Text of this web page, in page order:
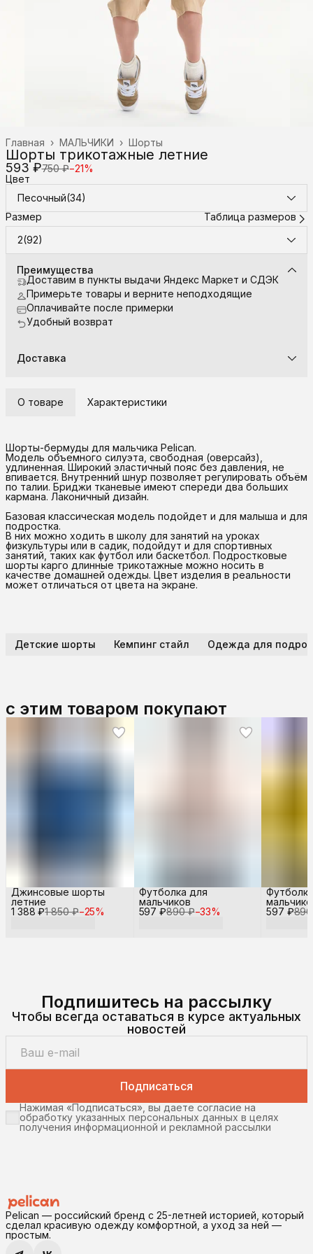
Шорты
МАЛЬЧИКИ ›
Главная ›
Шорты трикотажные летние
593 ₽750 ₽−21%
Цвет
Песочный(34)
Размер
Таблица размеров
2(92)
Преимущества
Доставим в пункты выдачи Яндекс Маркет и СДЭК
Примерьте товары и верните неподходящие
Оплачивайте после примерки
Удобный возврат
Доставка
О товаре Характеристики
Шорты-бермуды для мальчика Pelican.
Модель объемного силуэта, свободная (оверсайз),
удлиненная. Широкий эластичный пояс без давления, не
впивается. Внутренний шнур позволяет регулировать объём
по талии. Бриджи тканевые имеют спереди два больших
кармана. Лаконичный дизайн.
Базовая классическая модель подойдет и для малыша и для
подростка.
В них можно ходить в школу для занятий на уроках
физкультуры или в садик, подойдут и для спортивных
занятий, таких как футбол или баскетбол. Подростковые
шорты карго длинные трикотажные можно носить в
качестве домашней одежды. Цвет изделия в реальности
может отличаться от цвета на экране.
Детские шорты Кемпинг стайл Одежда для
с этим товаром покупают
1 388 ₽1 850 ₽−25%
Джинсовые шорты
летние
597 ₽890 ₽−33%
Футболка для
мальчиков
597 ₽
Подпишитесь на рассылку
Чтобы всегда оставаться в курсе актуальных
новостей
Подписаться
Нажимая «Подписаться», вы даете согласие на
обработку указанных персональных данных в целях
получения информационной и рекламной рассылки
Pelican — российский бренд с 25-летней историей, который
сделал красивую одежду комфортной, а уход за ней —
простым.